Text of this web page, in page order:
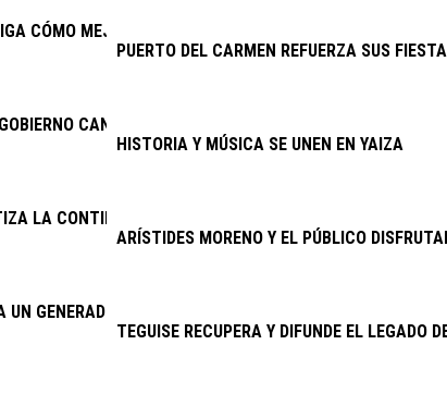
CÓMO MEJORAR EL PRONÓSTICO DEL TRASPLANTE
CANARIO ENMENDAR EL ERROR DE 2025 Y
LA CONTINUIDAD DE LA LIMPIEZA VIARIA Y LA
GENERADOR DEL CINE AMBULANTE
PUERTO DEL CARMEN REFUERZA SUS
HISTORIA Y MÚSICA SE UNEN EN YAIZA
ARÍSTIDES MORENO Y EL PÚBLICO
TEGUISE RECUPERA Y DIFUNDE EL